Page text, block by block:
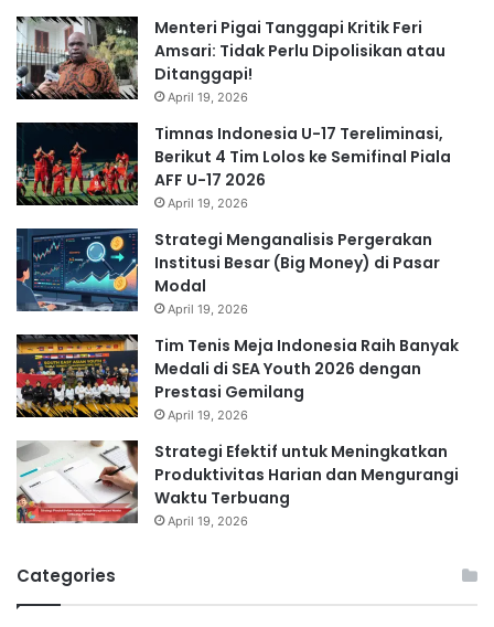
Menteri Pigai Tanggapi Kritik Feri
Amsari: Tidak Perlu Dipolisikan atau
Ditanggapi!
April 19, 2026
Timnas Indonesia U-17 Tereliminasi,
Berikut 4 Tim Lolos ke Semifinal Piala
AFF U-17 2026
April 19, 2026
Strategi Menganalisis Pergerakan
Institusi Besar (Big Money) di Pasar
Modal
April 19, 2026
Tim Tenis Meja Indonesia Raih Banyak
Medali di SEA Youth 2026 dengan
Prestasi Gemilang
April 19, 2026
Strategi Efektif untuk Meningkatkan
Produktivitas Harian dan Mengurangi
Waktu Terbuang
April 19, 2026
Categories